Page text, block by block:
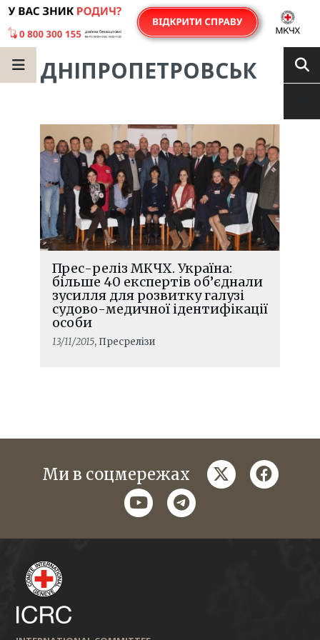
ДНІПРОПЕТРОВСЬК
Прес-реліз МКЧХ. Україна:
більше 40 експертів об’єднали
зусилля для розвитку галузі
судово-медичної ідентифікації
особи
13/11/2015, Пресрелізи
Ми в соцмережах twitter
youtubetelegram